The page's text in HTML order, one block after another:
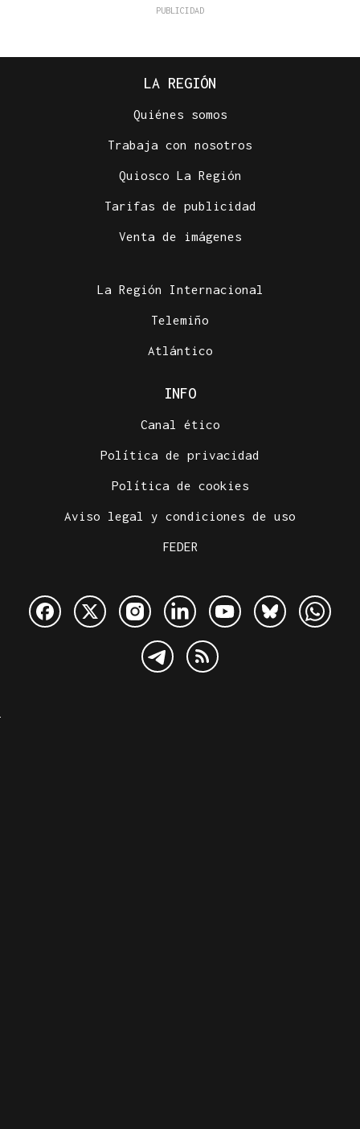
LA REGIÓN
Quiénes somos
Trabaja con nosotros
Quiosco La Región
Tarifas de publicidad
Venta de imágenes
La Región Internacional
Telemiño
Atlántico
INFO
Canal ético
Política de privacidad
Política de cookies
Aviso legal y condiciones de uso
FEDER